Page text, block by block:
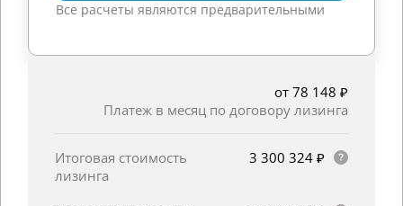
Все расчеты являются предварительными
от 78 148 ₽
Платеж в месяц по договору лизинга
Итоговая стоимость
лизинга
3 300 324 ₽